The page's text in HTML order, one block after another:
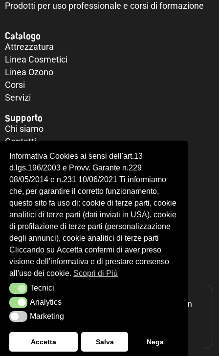
Informativa Cookies ai sensi dell'art.13
d.lgs.196/2003 e Provv. Garante n.229
08/05/2014 e n.231 10/06/2021 Ti informiamo
che, per garantire il corretto funzionamento,
questo sito fa uso di: cookie di terze parti, cookie
analitici di terze parti (dati inviati in USA), cookie
di profilazione di terze parti (personalizzazione
degli annunci), cookie analitici di terze parti
Cliccando su Accetta confermi di aver preso
visione dell'informativa e di prestare consenso
all'uso dei cookie. Scopri di Più
TecniciTecnici
AnalyticsAnalytics
MarketingMarketing
Accetta Salva Nega
Prodotti per uso professionale e corsi di formazione
Catalogo
Attrezzatura
Linea Cosmetici
Linea Ozono
Corsi
Servizi
Supporto
Chi siamo
Contatti
Il mio account
Richiesta di recesso
Privacy Policy
Cookie Policy
OVER LINE S.R.L.
P.IVA: 09836421009
N-REA: RM-1193530
C.SOCIALE: € 10.000,00
VIA BAVENO 7/A - 00166 - ROMA (RM)
Realizzazione siti web
Slogan